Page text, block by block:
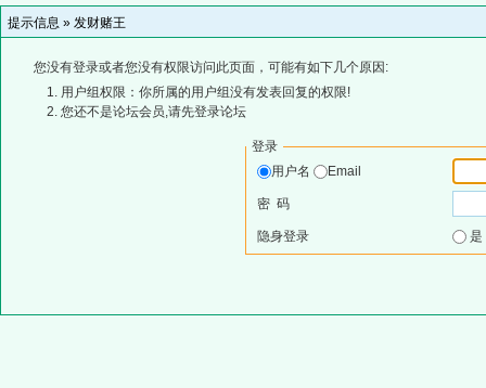
提示信息 » 发财赌王
您没有登录或者您没有权限访问此页面，可能有如下几个原因:
用户组权限：你所属的用户组没有发表回复的权限!
您还不是论坛会员,请先登录论坛
登录
用户名
Email
密 码
隐身登录